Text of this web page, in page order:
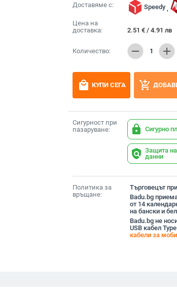
Доставяме с: Speedy ,
Цена на
доставка:
2.51 € / 4.91 лв
Количество: remove 1 add
local_mall КУПИ СЕГА add_shopping_cart
Сигурност при
пазаруване:
lock Сигурно
policy Защита
данни
Политика за
връщане:
Търговецът
Badu.bg
от 14
на бански и
Badu.bg не
USB кабел
кабели за